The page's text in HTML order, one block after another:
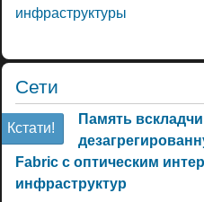
инфраструктуры
Сети
Кстати!
Память
Fabric с оптическим
инфраструктур